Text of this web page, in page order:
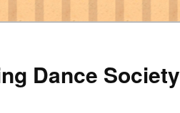
Dance Society